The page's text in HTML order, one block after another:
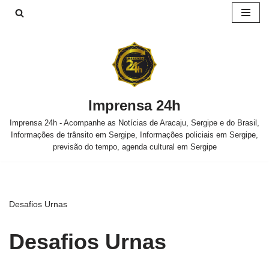
Imprensa 24h
Imprensa 24h - Acompanhe as Notícias de Aracaju, Sergipe e do Brasil,
Informações de trânsito em Sergipe, Informações policiais em Sergipe,
previsão do tempo, agenda cultural em Sergipe
Desafios Urnas
Desafios Urnas